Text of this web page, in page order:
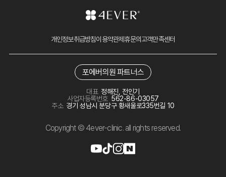
개인정보취급방침이용약관제휴문의고객만족센터
포에버의원 파트너스
대표 정해진, 전인기
사업자등록번호 562-86-03057
주소 경기 성남시 분당구 황새울로335번길 10
Copyright © 4ever-clinic. all rights reserved.